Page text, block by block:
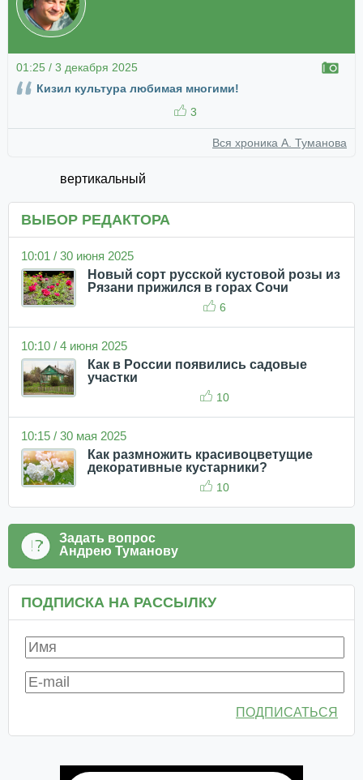
01:25 / 3 декабря 2025
Кизил культура любимая многими!
3
Вся хроника А. Туманова
вертикальный
ВЫБОР РЕДАКТОРА
10:01 / 30 июня 2025
Новый сорт русской кустовой розы из
Рязани прижился в горах Сочи
6
10:10 / 4 июня 2025
Как в России появились садовые
участки
10
10:15 / 30 мая 2025
Как размножить красивоцветущие
декоративные кустарники?
10
Задать вопрос
Андрею Туманову
ПОДПИСКА НА РАССЫЛКУ
ПОДПИСАТЬСЯ